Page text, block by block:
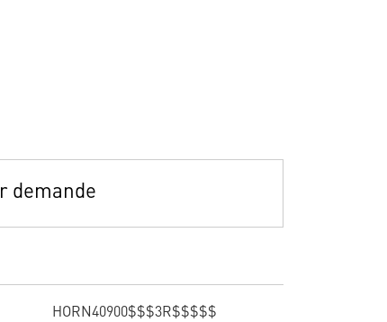
demande
HORN40900$$$3R$$$$$